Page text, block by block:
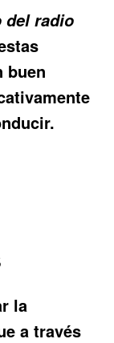
del radio
buen
la
a través